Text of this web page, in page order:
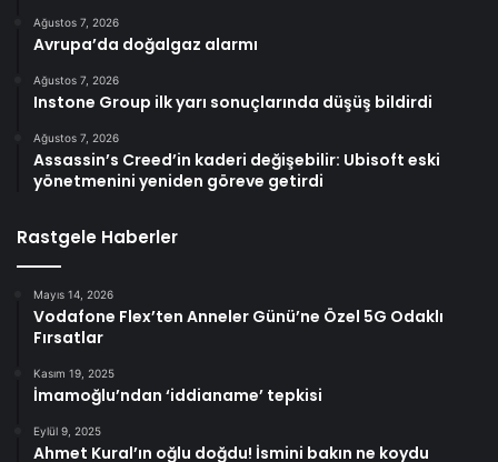
Ağustos 7, 2026
Avrupa’da doğalgaz alarmı
Ağustos 7, 2026
Instone Group ilk yarı sonuçlarında düşüş bildirdi
Ağustos 7, 2026
Assassin’s Creed’in kaderi değişebilir: Ubisoft eski
yönetmenini yeniden göreve getirdi
Rastgele Haberler
Mayıs 14, 2026
Vodafone Flex’ten Anneler Günü’ne Özel 5G Odaklı
Fırsatlar
Kasım 19, 2025
İmamoğlu’ndan ‘iddianame’ tepkisi
Eylül 9, 2025
Ahmet Kural’ın oğlu doğdu! İsmini bakın ne koydu